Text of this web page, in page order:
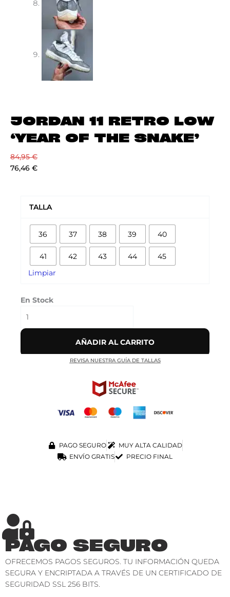
JORDAN 11 RETRO LOW
‘YEAR OF THE SNAKE’
84,95€
76,46 €
TALLA
36 37 38 39 40
41 42 43 44 45
Limpiar
En Stock
LOW
'YEAR
OF
SNAKE'
AÑADIR AL CARRITO
REVISA NUESTRA GUÍA DE TALLAS
PAGO SEGURO
MUY ALTA CALIDAD
ENVÍO GRATIS
PRECIO FINAL
PAGO SEGURO
OFRECEMOS PAGOS SEGUROS. TU INFORMACIÓN QUEDA
SEGURA Y ENCRIPTADA A TRAVÉS DE UN CERTIFICADO DE
SEGURIDAD SSL 256 BITS.